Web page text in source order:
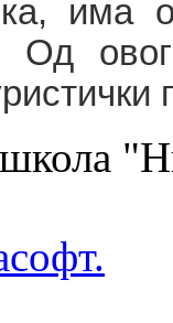
има
Од